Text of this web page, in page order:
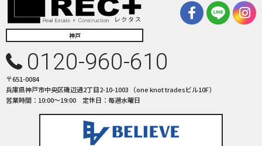
神戸
0120-960-610
〒651-0084
兵庫県神戸市中央区磯辺通2丁目2-10-1003 （one knot tradesビル10F）
営業時間：10:00〜19:00 定休日：毎週水曜日